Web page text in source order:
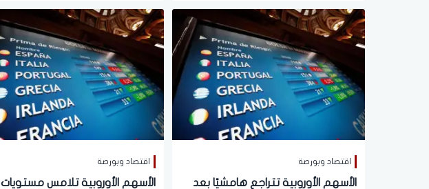
اقتصاد وبورصة
الأسهم الأوروبية تتراجع هامشيًا بعد
اقتصاد وبورصة
الأسهم الأوروبية تلامس مستويات